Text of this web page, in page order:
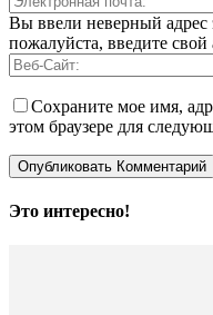
Вы ввели неверный адрес
пожалуйста, введите
Сохраните мое имя,
этом браузере для
Это интересно!